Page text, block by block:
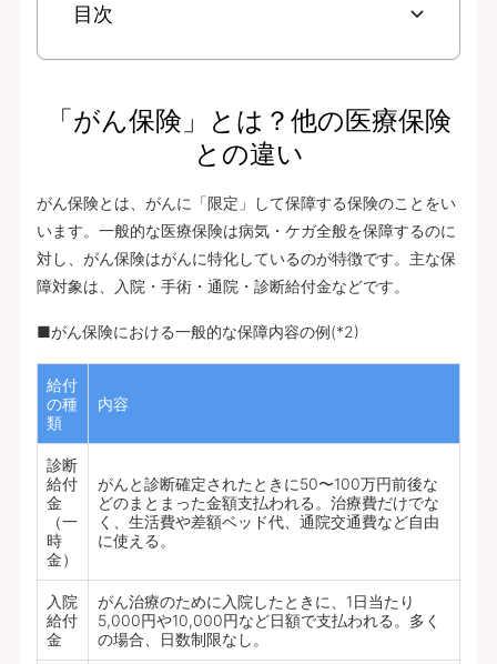
目次
「がん保険」とは？他の医療保険
との違い
がん保険とは、がんに「限定」して保障する保険のことをい
います。一般的な医療保険は病気・ケガ全般を保障するのに
対し、がん保険はがんに特化しているのが特徴です。主な保
障対象は、入院・手術・通院・診断給付金などです。
■がん保険における一般的な保障内容の例(*2)
給付
の種
類
内容
診断
給付
金
（一
時
金）
がんと診断確定されたときに50〜100万円前後な
どのまとまった金額支払われる。治療費だけでな
く、生活費や差額ベッド代、通院交通費など自由
に使える。
入院
給付
金
がん治療のために入院したときに、1日当たり
5,000円や10,000円など日額で支払われる。多く
の場合、日数制限なし。